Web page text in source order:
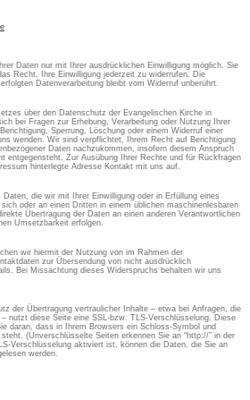
Daten nur mit Ihrer ausdrücklichen Einwilligung möglich. Sie
Recht, Ihre Einwilligung jederzeit zu widerrufen. Die
Datenverarbeitung bleibt vom Widerruf unberührt.
über den Datenschutz der Evangelischen Kirche in
bei Fragen zur Erhebung, Verarbeitung oder Nutzung Ihrer
Sperrung, Löschung oder einem Widerruf einer
wenden. Wir sind verpflichtet, Ihrem Recht auf Berichtigung
Daten nachzukommen, insofern diesem Anspruch
entgegensteht. Zur Ausübung Ihrer Rechte und für Rückfragen
hinterlegte Adresse Kontakt mit uns auf.
die wir mit Ihrer Einwilligung oder in Erfüllung eines
oder an einen Dritten in einem üblichen maschinenlesbaren
Übertragung der Daten an einen anderen Verantwortlichen
Umsetzbarkeit erfolgen.
wir hiermit der Nutzung von im Rahmen der
zur Übersendung von nicht ausdrücklich
Bei Missachtung dieses Widerspruchs behalten wir uns
der Übertragung vertraulicher Inhalte – etwa bei Anfragen, die
nutzt diese Seite eine SSL-bzw. TLS-Verschlüsselung. Diese
daran, dass in Ihrem Browsers ein Schloss-Symbol und
(Unverschlüsselte Seiten erkennen Sie an “http://” in der
Verschlüsselung aktiviert ist, können die Daten, die Sie an
werden.